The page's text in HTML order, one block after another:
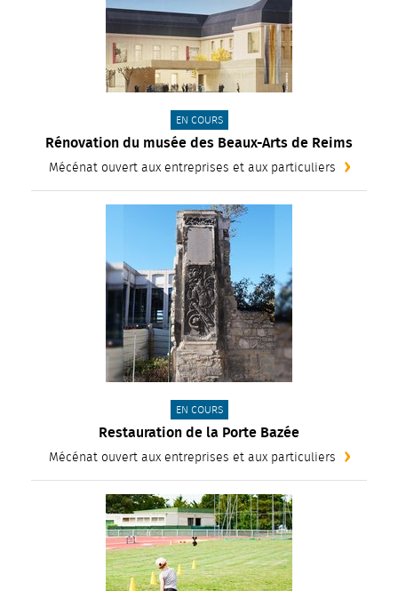
Rénovation du musée des Beaux-Arts de Reims
Mécénat ouvert aux entreprises et aux particuliers
CATÉGORIE(S) :
EN COURS
Restauration de la Porte Bazée
Mécénat ouvert aux entreprises et aux particuliers
CATÉGORIE(S) :
EN COURS